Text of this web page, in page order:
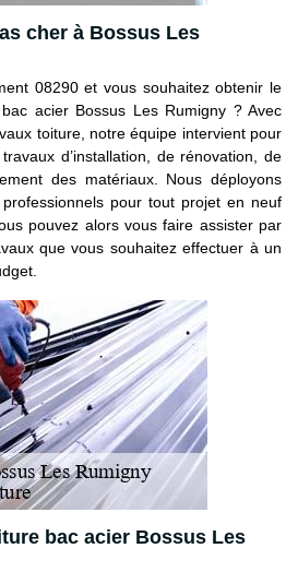
cher à Bossus Les
08290 et vous souhaitez obtenir le
acier Bossus Les Rumigny ? Avec
toiture, notre équipe intervient pour
d’installation, de rénovation, de
des matériaux. Nous déployons
pour tout projet en neuf
pouvez alors vous faire assister par
que vous souhaitez effectuer à un
bac acier Bossus Les